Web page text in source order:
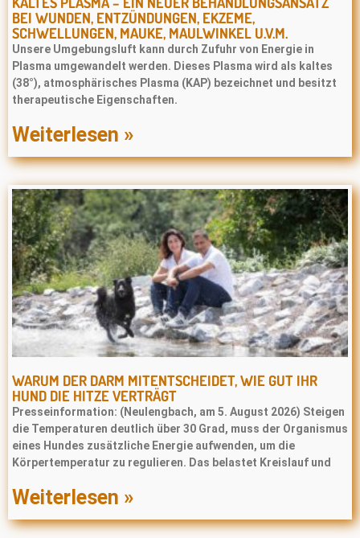
BEI WUNDEN, ENTZÜNDUNGEN, EKZEME,
SCHWELLUNGEN, MAUKE, MAULWINKEL U.V.M.
Unsere Umgebungsluft kann durch Zufuhr von Energie in
Plasma umgewandelt werden. Dieses Plasma wird als kaltes
(38°), atmosphärisches Plasma (KAP) bezeichnet und besitzt
therapeutische Eigenschaften.
Weiterlesen »
WARUM DER DARM MITENTSCHEIDET, WIE GUT IHR
HUND DIE HITZE VERTRÄGT
Presseinformation: (Neulengbach, am 5. August 2026) Steigen
die Temperaturen deutlich über 30 Grad, muss der Organismus
eines Hundes zusätzliche Energie aufwenden, um die
Körpertemperatur zu regulieren. Das belastet Kreislauf und
Weiterlesen »